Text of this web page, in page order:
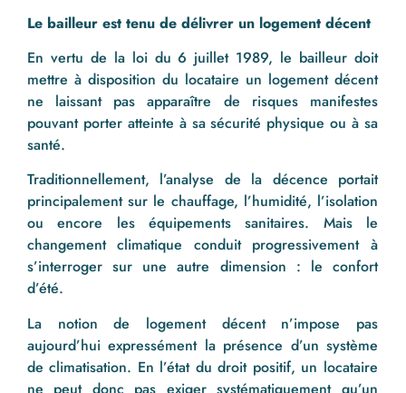
Le bailleur est tenu de délivrer un logement décent
En vertu de la loi du 6 juillet 1989, le bailleur doit
mettre à disposition du locataire un logement décent
ne laissant pas apparaître de risques manifestes
pouvant porter atteinte à sa sécurité physique ou à sa
santé.
Traditionnellement, l’analyse de la décence portait
principalement sur le chauffage, l’humidité, l’isolation
ou encore les équipements sanitaires. Mais le
changement climatique conduit progressivement à
s’interroger sur une autre dimension : le confort
d’été.
La notion de logement décent n’impose pas
aujourd’hui expressément la présence d’un système
de climatisation. En l’état du droit positif, un locataire
ne peut donc pas exiger systématiquement qu’un